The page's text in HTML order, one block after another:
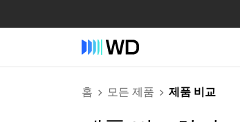
홈 모든 제품 제품 비교